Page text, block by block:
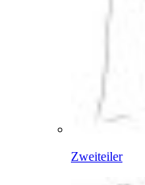
Zweiteiler